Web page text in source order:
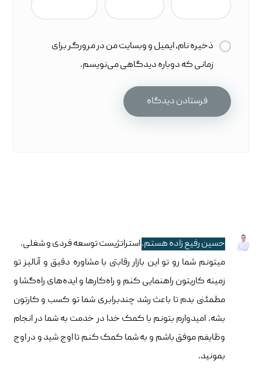
ذخیره نام، ایمیل و وبسایت من در مرورگر برای
زمانی که دوباره دیدگاهی می‌نویسم.
حسین رفیع زاده هستم.استراتژیست توسعه فردی و شغلی.
میتونم شما رو تو این بازار رقابتی با مشاوره دقیق و آنالیز تو
زمینه کاریتون راهنمایی کنم و راه‌کارها و ایده‌های راه‌گشا و
مطمئنی بدم تا باعث رشد چندبرابری شما تو کسب و کارتون
بشه. امیدوارم بتونم با کمک خدا در خدمت به شما در انجام
وظایفم موفق باشم و به شما کمک کنم تا اوج شید و در اوج
بمونید.